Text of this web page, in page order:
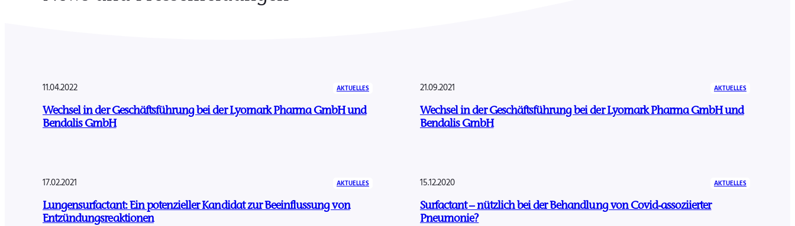
11.04.2022 AKTUELLES
Wechsel in der Geschäftsführung bei der Lyomark Pharma GmbH und
Bendalis GmbH
21.09.2021 AKTUELLES
Wechsel in der Geschäftsführung bei der Lyomark Pharma GmbH und
Bendalis GmbH
17.02.2021 AKTUELLES
Lungensurfactant: Ein potenzieller Kandidat zur Beeinflussung von
Entzündungsreaktionen
15.12.2020 AKTUELLES
Surfactant – nützlich bei der Behandlung von Covid-assoziierter
Pneumonie?